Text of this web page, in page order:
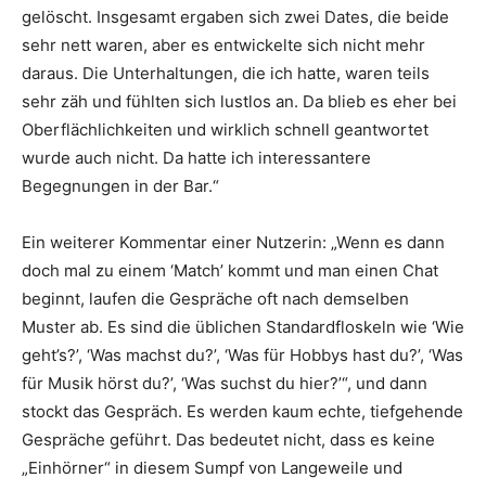
gelöscht. Insgesamt ergaben sich zwei Dates, die beide
sehr nett waren, aber es entwickelte sich nicht mehr
daraus. Die Unterhaltungen, die ich hatte, waren teils
sehr zäh und fühlten sich lustlos an. Da blieb es eher bei
Oberflächlichkeiten und wirklich schnell geantwortet
wurde auch nicht. Da hatte ich interessantere
Begegnungen in der Bar.“
Ein weiterer Kommentar einer Nutzerin: „Wenn es dann
doch mal zu einem ‘Match’ kommt und man einen Chat
beginnt, laufen die Gespräche oft nach demselben
Muster ab. Es sind die üblichen Standardfloskeln wie ‘Wie
geht’s?’, ‘Was machst du?’, ‘Was für Hobbys hast du?’, ‘Was
für Musik hörst du?’, ‘Was suchst du hier?’“, und dann
stockt das Gespräch. Es werden kaum echte, tiefgehende
Ge­spräche geführt. Das bedeutet nicht, dass es keine
„Einhörner“ in diesem Sumpf von Langeweile und